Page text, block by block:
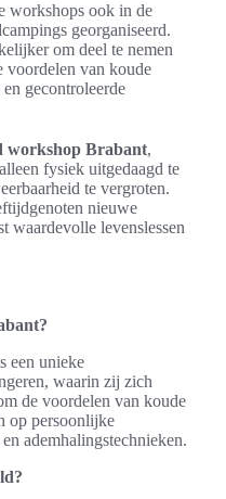
workshops ook in de
georganiseerd.
om deel te nemen
voordelen van koude
gecontroleerde
workshop Brabant,
fysiek uitgedaagd te
te vergroten.
nieuwe
waardevolle levenslessen
een unieke
waarin zij zich
de voordelen van koude
op persoonlijke
ademhalingstechnieken.